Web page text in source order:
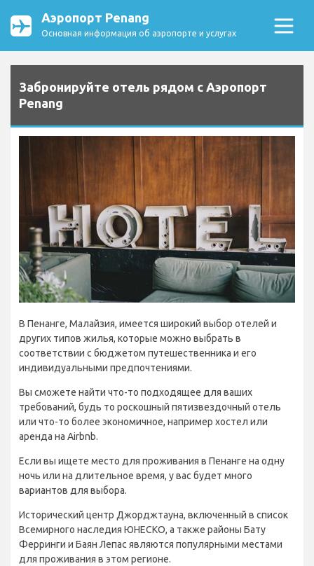
Аэропорт Penang
Основная информация об аэропорте и услугах
Забронируйте отель рядом с Аэропорт
Penang
В Пенанге, Малайзия, имеется широкий выбор отелей и
других типов жилья, которые можно выбрать в
соответствии с бюджетом путешественника и его
индивидуальными предпочтениями.
Вы сможете найти что-то подходящее для ваших
требований, будь то роскошный пятизвездочный отель
или что-то более экономичное, например хостел или
аренда на Airbnb.
Если вы ищете место для проживания в Пенанге на одну
ночь или на длительное время, у вас будет много
вариантов для выбора.
Исторический центр Джорджтауна, включенный в список
Всемирного наследия ЮНЕСКО, а также районы Бату
Ферринги и Баян Лепас являются популярными местами
для проживания в этом регионе.